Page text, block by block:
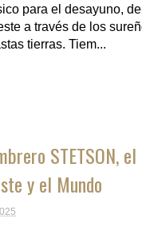
para el desayuno,
a través de los
tierras. Tiem...
STETSON, el
y el Mundo